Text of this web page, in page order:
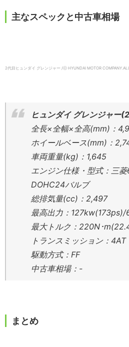
主なスペックと中古車相場
2代目ヒュンダイ グレンジャー /ⓒ HYUNDAI MOTOR
ヒュンダイ グレンジャー
全長×全幅×全高(mm)：
ホイールベース(mm)：
車両重量(kg)：1,645
エンジン仕様・型式：三
DOHC24バルブ
総排気量(cc)：2,497
最高出力：
最大トルク：220N･
トランスミッション：4AT
駆動方式：FF
中古車相場：-
まとめ